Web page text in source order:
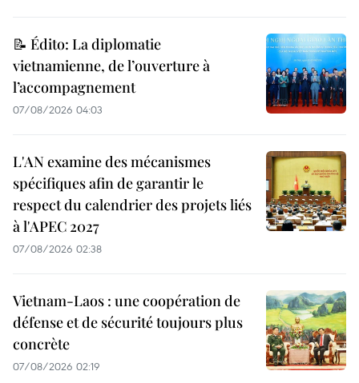
📝 Édito: La diplomatie
vietnamienne, de l’ouverture à
l’accompagnement
07/08/2026 04:03
L'AN examine des mécanismes
spécifiques afin de garantir le
respect du calendrier des projets liés
à l'APEC 2027
07/08/2026 02:38
Vietnam-Laos : une coopération de
défense et de sécurité toujours plus
concrète
07/08/2026 02:19